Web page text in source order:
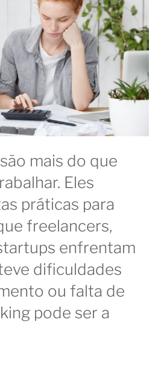
mais do que
Eles
práticas para
freelancers,
enfrentam
dificuldades
ou falta de
pode ser a